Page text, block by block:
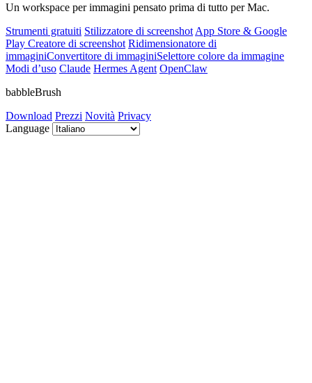
Un workspace per immagini pensato prima di tutto per Mac.
Strumenti gratuiti Stilizzatore di screenshot App Store & Google
Play Creatore di screenshot Ridimensionatore di
immaginiConvertitore di immaginiSelettore colore da immagine
Modi d’uso Claude Hermes Agent OpenClaw
babbleBrush
Download Prezzi Novità Privacy
Language